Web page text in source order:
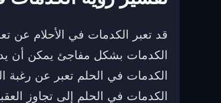
قد تعبر الكدمات في الأحلام
الكدمات بشكل مفاجئ يمكن أن
الكدمات في الحلم تعبر عن رغبة
الكدمات في الحلم إلى تجاوز